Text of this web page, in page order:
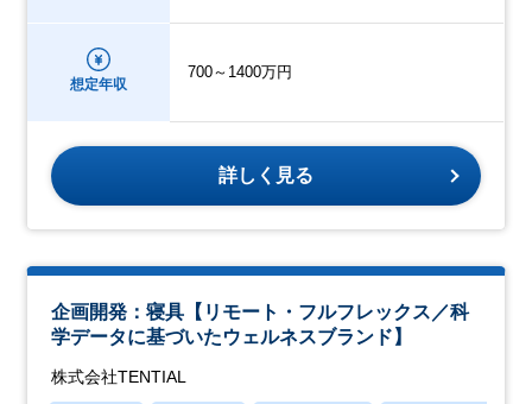
想定年収
700～1400万円
詳しく見る
企画開発：寝具【リモート・フルフレックス／科
学データに基づいたウェルネスブランド】
株式会社TENTIAL